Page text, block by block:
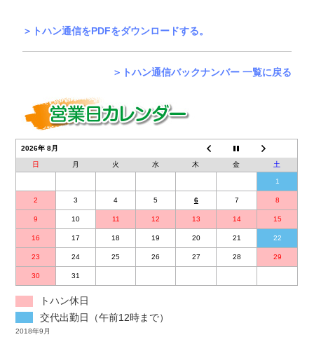
＞トハン通信をPDFをダウンロードする。
＞トハン通信バックナンバー 一覧に戻る
2026年 8月
日 月 火 水 木 金 土
1
2 3 4 5 6 7 8
9 10 11 12 13 14 15
16 17 18 19 20 21 22
23 24 25 26 27 28 29
30 31
トハン休日
交代出勤日（午前12時まで）
2018年9月